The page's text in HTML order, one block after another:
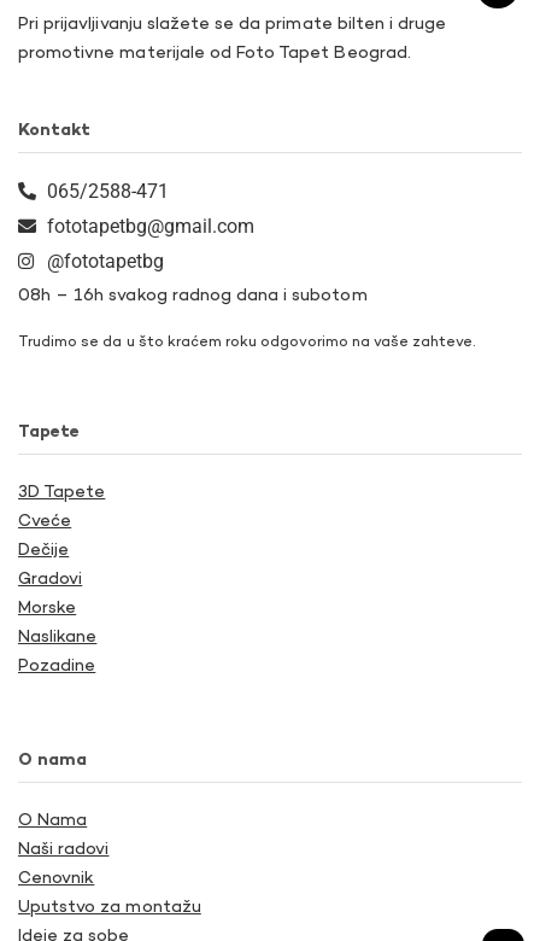
Pri prijavljivanju slažete se da primate bilten i druge
promotivne materijale od Foto Tapet Beograd.
Kontakt
065/2588-471
fototapetbg@gmail.com
@fototapetbg
08h – 16h svakog radnog dana i subotom
Trudimo se da u što kraćem roku odgovorimo na vaše zahteve.
Tapete
3D Tapete
Cveće
Dečije
Gradovi
Morske
Naslikane
Pozadine
O nama
O Nama
Naši radovi
Cenovnik
Uputstvo za montažu
Ideje za sobe